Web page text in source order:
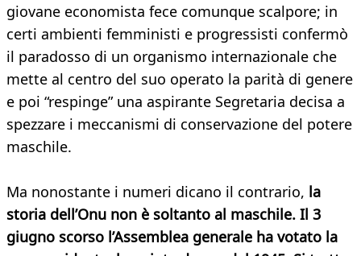
giovane economista fece comunque scalpore; in
certi ambienti femministi e progressisti confermò
il paradosso di un organismo internazionale che
mette al centro del suo operato la parità di genere
e poi “respinge” una aspirante Segretaria decisa a
spezzare i meccanismi di conservazione del potere
maschile.
Ma nonostante i numeri dicano il contrario, la
storia dell’Onu non è soltanto al maschile. Il 3
giugno scorso l’Assemblea generale ha votato la